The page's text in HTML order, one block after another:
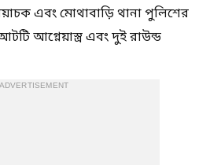
এবং মোথাবাড়ি থানা পুলিশের
আগ্নেয়াস্ত্র এবং দুই রাউন্ড
ADVERTISEMENT